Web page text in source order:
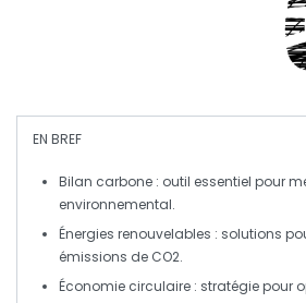
EN BREF
Bilan carbone : outil essentiel pour
environnemental.
Énergies renouvelables : solutions
émissions de CO2.
Économie circulaire : stratégie pour